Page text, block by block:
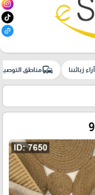
آراء زبائننا commuteمناطق